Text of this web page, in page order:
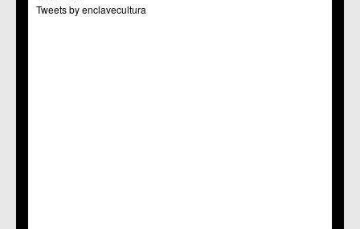
C.C. Puertas de Castilla
Tweets by enclavecultura